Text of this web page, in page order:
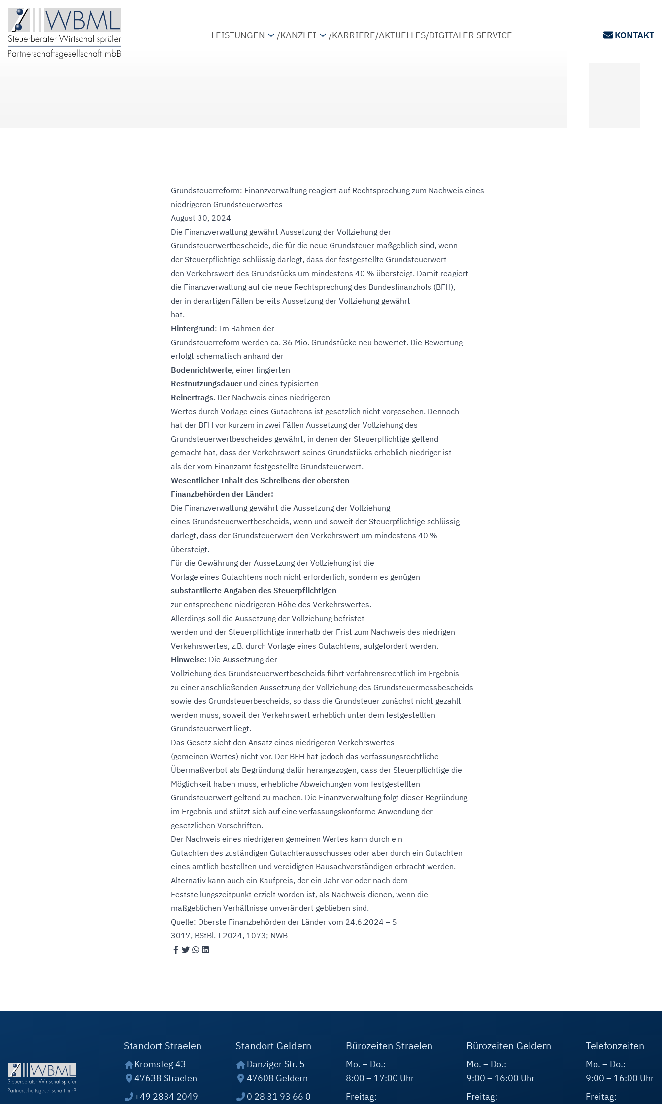
LEISTUNGEN
/KANZLEI
/KARRIERE/AKTUELLES/DIGITALER SERVICE KONTAKT
Grundsteuerreform: Finanzverwaltung reagiert auf Rechtsprechung zum Nachweis eines
niedrigeren Grundsteuerwertes
August 30, 2024
Die Finanzverwaltung gewährt Aussetzung der Vollziehung der
Grundsteuerwertbescheide, die für die neue Grundsteuer maßgeblich sind, wenn
der Steuerpflichtige schlüssig darlegt, dass der festgestellte Grundsteuerwert
den Verkehrswert des Grundstücks um mindestens 40 % übersteigt. Damit reagiert
die Finanzverwaltung auf die neue Rechtsprechung des Bundesfinanzhofs (BFH),
der in derartigen Fällen bereits Aussetzung der Vollziehung gewährt
hat.
Hintergrund: Im Rahmen der
Grundsteuerreform werden ca. 36 Mio. Grundstücke neu bewertet. Die Bewertung
erfolgt schematisch anhand der
Bodenrichtwerte, einer fingierten
Restnutzungsdauer und eines typisierten
Reinertrags. Der Nachweis eines niedrigeren
Wertes durch Vorlage eines Gutachtens ist gesetzlich nicht vorgesehen. Dennoch
hat der BFH vor kurzem in zwei Fällen Aussetzung der Vollziehung des
Grundsteuerwertbescheides gewährt, in denen der Steuerpflichtige geltend
gemacht hat, dass der Verkehrswert seines Grundstücks erheblich niedriger ist
als der vom Finanzamt festgestellte Grundsteuerwert.
Wesentlicher Inhalt des Schreibens der obersten
Finanzbehörden der Länder:
Die Finanzverwaltung gewährt die Aussetzung der Vollziehung
eines Grundsteuerwertbescheids, wenn und soweit der Steuerpflichtige schlüssig
darlegt, dass der Grundsteuerwert den Verkehrswert um mindestens 40 %
übersteigt.
Für die Gewährung der Aussetzung der Vollziehung ist die
Vorlage eines Gutachtens noch nicht erforderlich, sondern es genügen
substantiierte Angaben des Steuerpflichtigen
zur entsprechend niedrigeren Höhe des Verkehrswertes.
Allerdings soll die Aussetzung der Vollziehung befristet
werden und der Steuerpflichtige innerhalb der Frist zum Nachweis des niedrigen
Verkehrswertes, z.B. durch Vorlage eines Gutachtens, aufgefordert werden.
Hinweise: Die Aussetzung der
Vollziehung des Grundsteuerwertbescheids führt verfahrensrechtlich im Ergebnis
zu einer anschließenden Aussetzung der Vollziehung des Grundsteuermessbescheids
sowie des Grundsteuerbescheids, so dass die Grundsteuer zunächst nicht gezahlt
werden muss, soweit der Verkehrswert erheblich unter dem festgestellten
Grundsteuerwert liegt.
Das Gesetz sieht den Ansatz eines niedrigeren Verkehrswertes
(gemeinen Wertes) nicht vor. Der BFH hat jedoch das verfassungsrechtliche
Übermaßverbot als Begründung dafür herangezogen, dass der Steuerpflichtige die
Möglichkeit haben muss, erhebliche Abweichungen vom festgestellten
Grundsteuerwert geltend zu machen. Die Finanzverwaltung folgt dieser Begründung
im Ergebnis und stützt sich auf eine verfassungskonforme Anwendung der
gesetzlichen Vorschriften.
Der Nachweis eines niedrigeren gemeinen Wertes kann durch ein
Gutachten des zuständigen Gutachterausschusses oder aber durch ein Gutachten
eines amtlich bestellten und vereidigten Bausachverständigen erbracht werden.
Alternativ kann auch ein Kaufpreis, der ein Jahr vor oder nach dem
Feststellungszeitpunkt erzielt worden ist, als Nachweis dienen, wenn die
maßgeblichen Verhältnisse unverändert geblieben sind.
Quelle: Oberste Finanzbehörden der Länder vom 24.6.2024 – S
3017, BStBl. I 2024, 1073; NWB
Standort Straelen
Kromsteg 43
47638 Straelen
+49 2834 2049
Standort Geldern
Danziger Str. 5
47608 Geldern
0 28 31 93 66 0
Bürozeiten Straelen
Mo. – Do.:
8:00 – 17:00 Uhr
Freitag:
Bürozeiten Geldern
Mo. – Do.:
9:00 – 16:00 Uhr
Freitag:
Telefonzeiten
Mo. – Do.:
9:00 – 16:00 Uhr
Freitag: